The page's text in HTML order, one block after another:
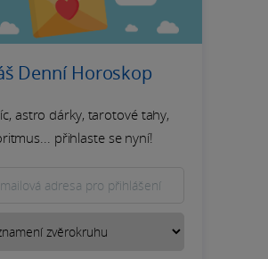
Denní Horoskop
astro dárky, tarotové tahy,
přihlaste se nyní!